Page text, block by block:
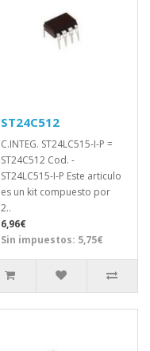
ST24C512
C.INTEG. ST24LC515-I-P =
ST24C512 Cod. -
ST24LC515-I-P Este articulo
es un kit compuesto por
2..
6,96€
Sin impuestos: 5,75€